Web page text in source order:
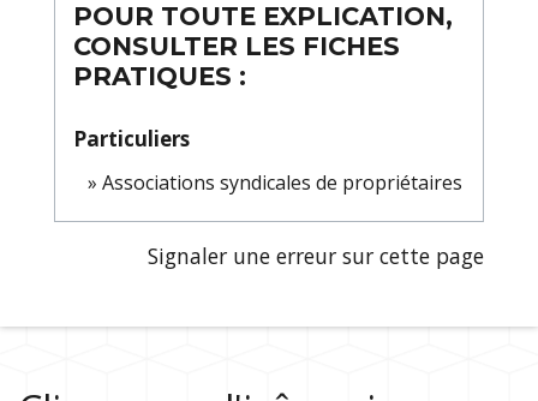
POUR TOUTE EXPLICATION,
CONSULTER LES FICHES
PRATIQUES :
Particuliers
Associations syndicales de propriétaires
Signaler une erreur sur cette page